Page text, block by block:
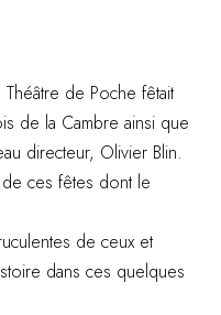
de Poche fêtait
de la Cambre ainsi que
directeur, Olivier Blin.
ces fêtes dont le
de ceux et
dans ces quelques